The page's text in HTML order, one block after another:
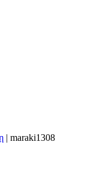
| maraki1308